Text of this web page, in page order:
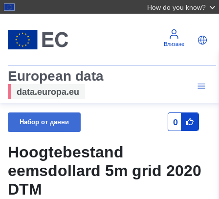
How do you know?
Влизане
European data
data.europa.eu
Набор от данни 0
Hoogtebestand
eemsdollard 5m grid 2020
DTM